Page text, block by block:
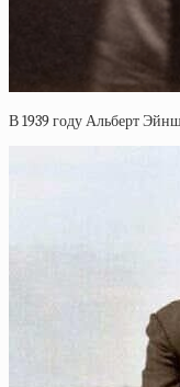
В 1939 году Альберт